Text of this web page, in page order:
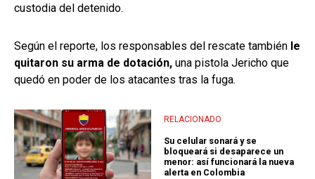
custodia del detenido.
Según el reporte, los responsables del rescate también le
quitaron su arma de dotación, una pistola Jericho que
quedó en poder de los atacantes tras la fuga.
RELACIONADO
Su celular sonará y se
bloqueará si desaparece un
menor: así funcionará la nueva
alerta en Colombia